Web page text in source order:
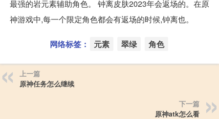
最强的岩元素辅助角色。 钟离皮肤2023年会返场的。在原
神游戏中,每一个限定角色都会有返场的时候,钟离也。
网络标签： 元素 翠绿 角色
上一篇
原神任务怎么继续
下一篇
原神atk怎么看